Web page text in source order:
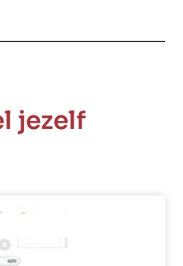
jezelf